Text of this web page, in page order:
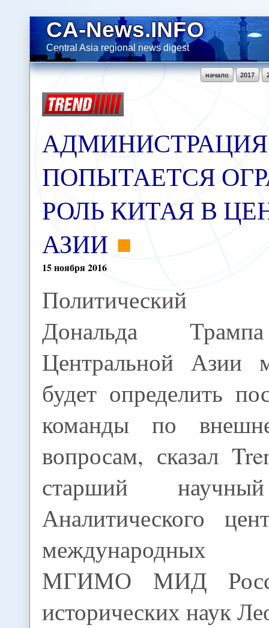
CA-News.INFO
Central Asia regional news digest
2017
начало
ПОПЫТАЕТСЯ
РОЛЬ КИТАЯ В
АЗИИ
15ноября2016
Политический
Дональда
Центральной Азии
будет определить
команды по
вопросам, сказал
старший
Аналитического
международных
МГИМО МИД
исторических наук